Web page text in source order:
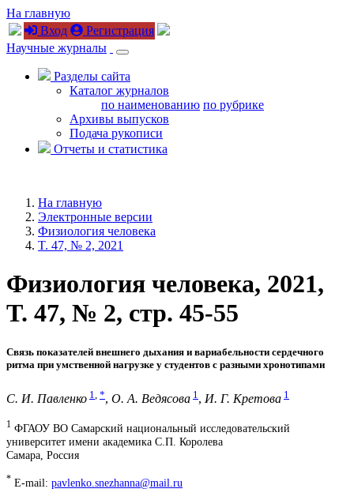
На главную
Вход
Регистрация
Научные журналы
Разделы сайта
Каталог журналов
по наименованию по рубрике
Архивы выпусков
Подача рукописи
Отчеты и статистика
На главную
Электронные версии
Физиология человека
T. 47, № 2, 2021
Физиология человека, 2021,
T. 47, № 2, стр. 45-55
Связь показателей внешнего дыхания и вариабельности сердечного
ритма при умственной нагрузке у студентов с разными хронотипами
С. И. Павленко 1 *, О. А. Ведясова 1 , И. Г. Кретова 1
1 ФГАОУ ВО Самарский национальный исследовательский
университет имени академика С.П. Королева
Самара, Россия
* E-mail: pavlenko.snezhanna@mail.ru